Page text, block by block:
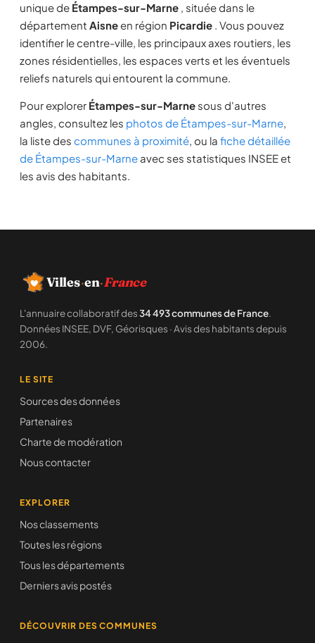
unique de Étampes-sur-Marne , située dans le
département Aisneen région Picardie . Vous pouvez
identifier le centre-ville, les principaux axes routiers, les
zones résidentielles, les espaces verts et les éventuels
reliefs naturels qui entourent la commune.
Pour explorer Étampes-sur-Marne sous d'autres
angles, consultez les photos de Étampes-sur-Marne,
la liste des communes à proximité, ou la fiche détaillée
de Étampes-sur-Marne avec ses statistiques INSEE et
les avis des habitants.
Villes·en·France
L'annuaire collaboratif des34 493 communes de France.
Données INSEE, DVF, Géorisques · Avis des habitants depuis
2006.
LE SITE
Sources des données
Partenaires
Charte de modération
Nous contacter
EXPLORER
Nos classements
Toutes les régions
Tous les départements
Derniers avis postés
DÉCOUVRIR DES COMMUNES